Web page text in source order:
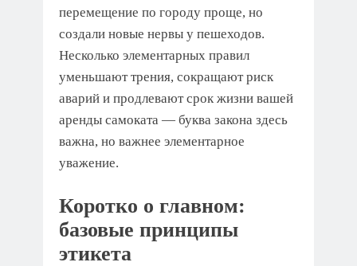
перемещение по городу проще, но
создали новые нервы у пешеходов.
Несколько элементарных правил
уменьшают трения, сокращают риск
аварий и продлевают срок жизни вашей
аренды самоката — буква закона здесь
важна, но важнее элементарное
уважение.
Коротко о главном:
базовые принципы
этикета